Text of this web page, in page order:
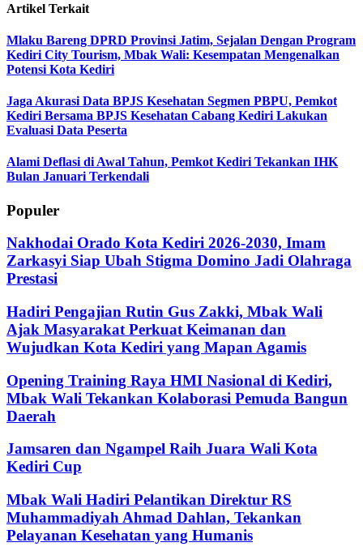
Artikel Terkait
Mlaku Bareng DPRD Provinsi Jatim, Sejalan Dengan Program
Kediri City Tourism, Mbak Wali: Kesempatan Mengenalkan
Potensi Kota Kediri
Jaga Akurasi Data BPJS Kesehatan Segmen PBPU, Pemkot
Kediri Bersama BPJS Kesehatan Cabang Kediri Lakukan
Evaluasi Data Peserta
Alami Deflasi di Awal Tahun, Pemkot Kediri Tekankan IHK
Bulan Januari Terkendali
Populer
Nakhodai Orado Kota Kediri 2026-2030, Imam
Zarkasyi Siap Ubah Stigma Domino Jadi Olahraga
Prestasi
Hadiri Pengajian Rutin Gus Zakki, Mbak Wali
Ajak Masyarakat Perkuat Keimanan dan
Wujudkan Kota Kediri yang Mapan Agamis
Opening Training Raya HMI Nasional di Kediri,
Mbak Wali Tekankan Kolaborasi Pemuda Bangun
Daerah
Jamsaren dan Ngampel Raih Juara Wali Kota
Kediri Cup
Mbak Wali Hadiri Pelantikan Direktur RS
Muhammadiyah Ahmad Dahlan, Tekankan
Pelayanan Kesehatan yang Humanis